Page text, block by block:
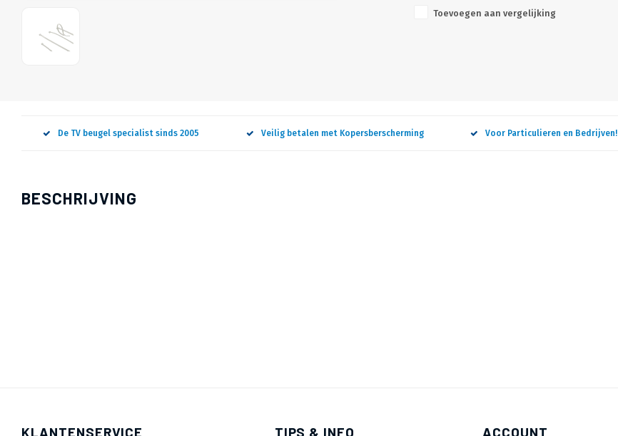
Toevoegen aan vergelijking
De TV beugel specialist sinds 2005 Veilig betalen met Kopersberscherming Voor Particulieren en Bedrijven!
BESCHRIJVING
KLANTENSERVICE TIPS & INFO ACCOUNT